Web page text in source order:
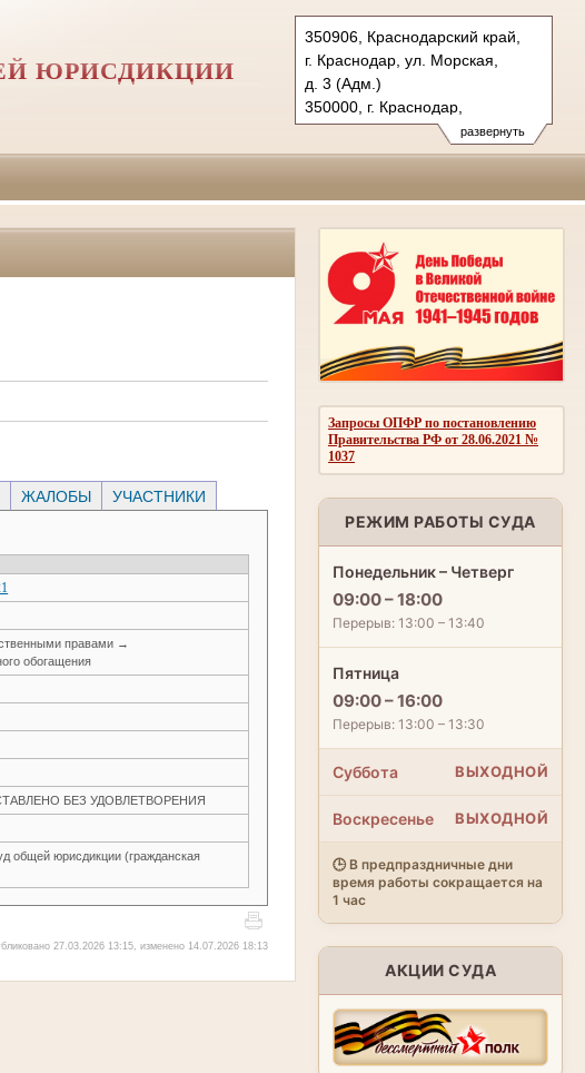
развернуть
350906, Краснодарский край,
г. Краснодар, ул. Морская,
д. 3 (Адм.)
350000, г. Краснодар,
ул. Красная, д.113 (Уг.)
350907, г. Краснодар,
Тел.: (861) 219-24-00
ЮРИСДИКЦИИ
Запросы ОПФР по постановлению
Правительства РФ от 28.06.2021 №
1037
РЕЖИМ РАБОТЫ СУДА
Понедельник – Четверг
09:00 – 18:00
Перерыв: 13:00 – 13:40
Пятница
09:00 – 16:00
Перерыв: 13:00 – 13:30
Суббота ВЫХОДНОЙ
Воскресенье ВЫХОДНОЙ
🕒 В предпраздничные дни
время работы сокращается на
1 час
АКЦИИ СУДА
ЖАЛОБЫ УЧАСТНИКИ
правами →
обогащения
БЕЗ УДОВЛЕТВОРЕНИЯ
общей юрисдикции (гражданская
27.03.2026 13:15, изменено 14.07.2026 18:13